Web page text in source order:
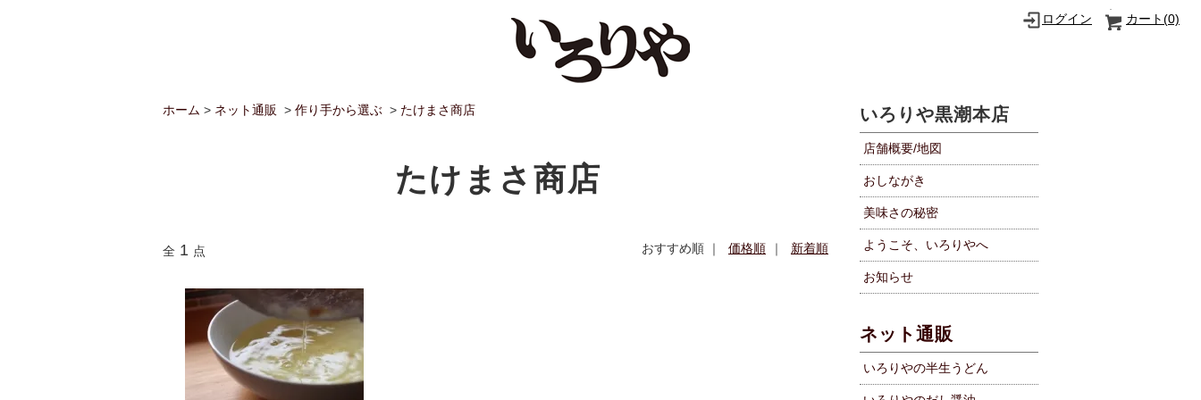
ログイン カート(0)
ホーム > ネット通販 > 作り手から選ぶ > たけまさ商店
たけまさ商店
全 1 点 おすすめ順 ｜ 価格順 ｜ 新着順
いろりや黒潮本店
店舗概要/地図
おしながき
美味さの秘密
ようこそ、いろりやへ
お知らせ
ネット通販
いろりやの半生うどん